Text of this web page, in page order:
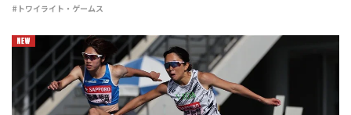
大） 10秒24（＋1.8） 400m 豊田兼（トヨタ自動車） 46秒
#トワイライト・ゲームス